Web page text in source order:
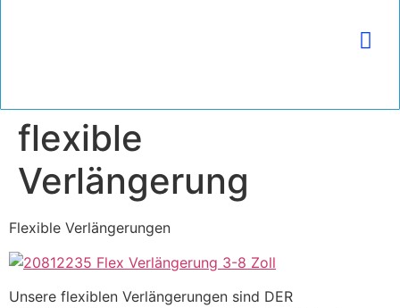
flexible
Verlängerung
Flexible Verlängerungen
Unsere flexiblen Verlängerungen sind DER